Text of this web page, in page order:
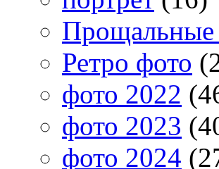
Прощальные
Ретро фото
фото 2022
фото 2023
фото 2024